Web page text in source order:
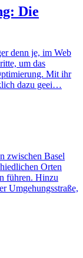
Die
denn je, im Web
um das
Mit ihr
dazu geei…
zwischen Basel
Orten
führen. Hinzu
Umgehungsstraße,